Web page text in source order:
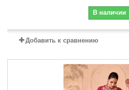
В наличии
Добавить к сравнению